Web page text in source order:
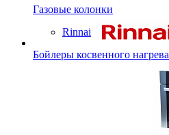
Газовые колонки
Rinnai
Бойлеры косвенного нагрева